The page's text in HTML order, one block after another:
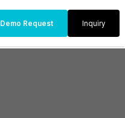
Demo Request Inquiry